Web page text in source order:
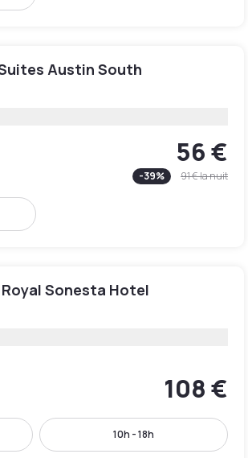
Austin South
56 €
-39% 91 €la nuit
Sonesta Hotel
108 €
10h - 18h